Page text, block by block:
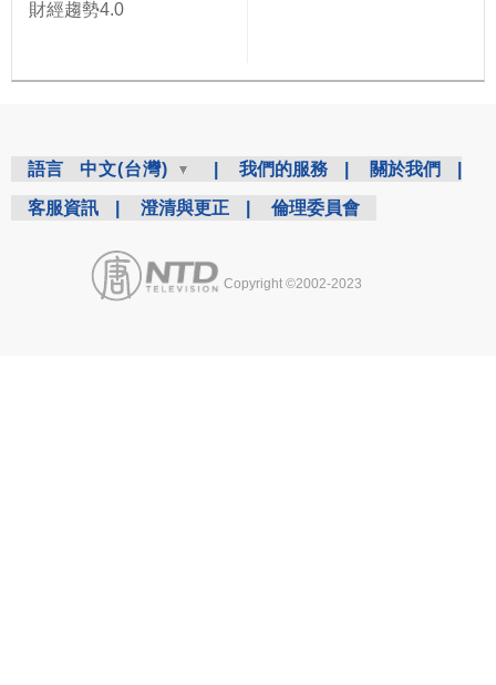
財經趨勢4.0
語言 中文(台灣) 我們的服務 關於我們
客服資訊 澄清與更正 倫理委員會
Copyright ©2002-2023